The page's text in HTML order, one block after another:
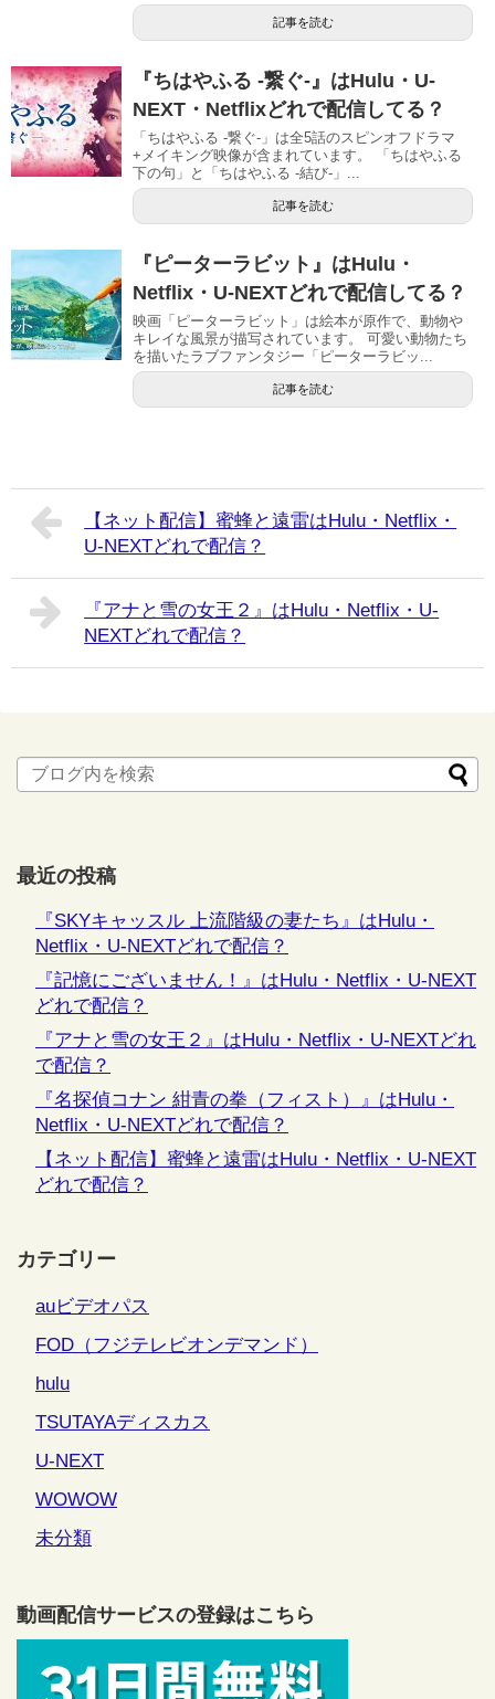
記事を読む
『ちはやふる -繋ぐ-』はHulu・U-
NEXT・Netflixどれで配信してる？
「ちはやふる -繋ぐ-」は全5話のスピンオフドラマ
+メイキング映像が含まれています。 「ちはやふる
下の句」と「ちはやふる -結び-」...
記事を読む
『ピーターラビット』はHulu・
Netflix・U-NEXTどれで配信してる？
映画「ピーターラビット」は絵本が原作で、動物や
キレイな風景が描写されています。 可愛い動物たち
を描いたラブファンタジー「ピーターラビッ...
記事を読む
【ネット配信】蜜蜂と遠雷はHulu・Netflix・
U-NEXTどれで配信？
『アナと雪の女王２』はHulu・Netflix・U-
NEXTどれで配信？
最近の投稿
『SKYキャッスル 上流階級の妻たち』はHulu・
Netflix・U-NEXTどれで配信？
『記憶にございません！』はHulu・Netflix・U-NEXT
どれで配信？
『アナと雪の女王２』はHulu・Netflix・U-NEXTどれ
で配信？
『名探偵コナン 紺青の拳（フィスト）』はHulu・
Netflix・U-NEXTどれで配信？
【ネット配信】蜜蜂と遠雷はHulu・Netflix・U-NEXT
どれで配信？
カテゴリー
auビデオパス
FOD（フジテレビオンデマンド）
hulu
TSUTAYAディスカス
U-NEXT
WOWOW
未分類
動画配信サービスの登録はこちら